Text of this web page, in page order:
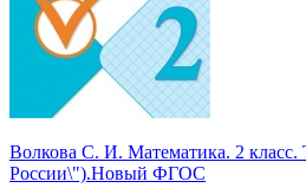
Волкова С. И. Математика. 2
России\").Новый ФГОС